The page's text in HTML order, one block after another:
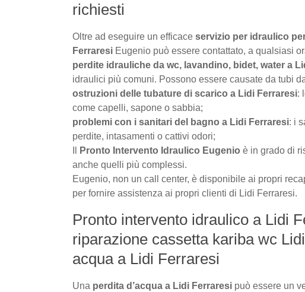
richiesti
Oltre ad eseguire un efficace servizio per idraulico
Ferraresi Eugenio può essere contattato, a qualsiasi
perdite idrauliche da wc, lavandino, bidet, water a
idraulici più comuni. Possono essere causate da tubi
ostruzioni delle tubature di scarico a Lidi Ferraresi:
come capelli, sapone o sabbia;
problemi con i sanitari del bagno a Lidi Ferraresi: i
perdite, intasamenti o cattivi odori;
Pronto Intervento Idraulico Eugenio è in grado di
anche quelli più complessi.
Eugenio, non un call center, è disponibile ai propri
per fornire assistenza ai propri clienti di Lidi Ferraresi.
Pronto intervento idraulico a Lidi
riparazione cassetta kariba wc
acqua a Lidi Ferraresi
Una perdita d’acqua a Lidi Ferraresi può essere un